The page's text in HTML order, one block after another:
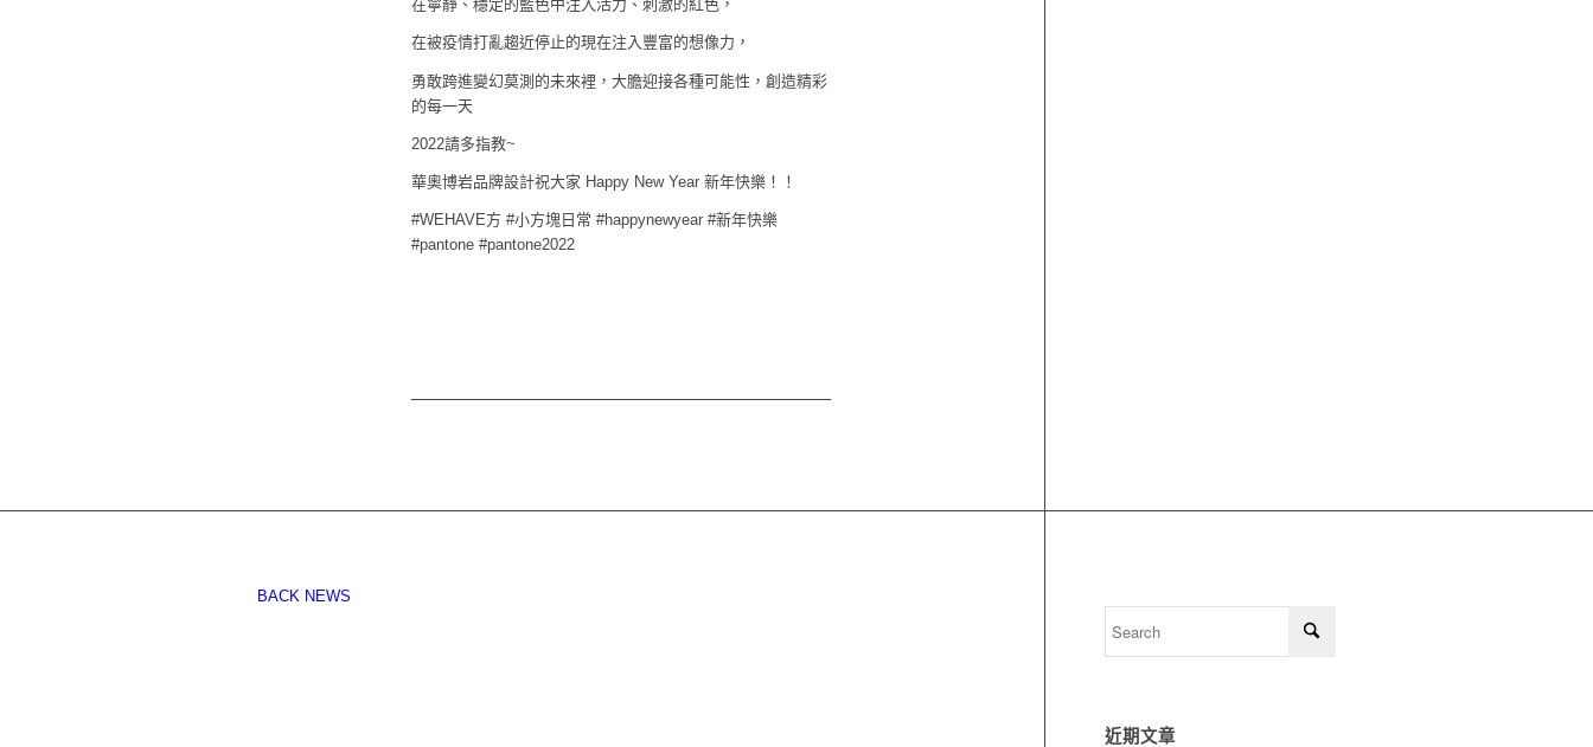
在寧靜、穩定的藍色中注入活力、刺激的紅色，
在被疫情打亂趨近停止的現在注入豐富的想像力，
勇敢跨進變幻莫測的未來裡，大膽迎接各種可能性，創造精彩
的每一天
2022請多指教~
華奧博岩品牌設計祝大家 Happy New Year 新年快樂！！
#WEHAVE方 #小方塊日常 #happynewyear #新年快樂
#pantone #pantone2022
BACK NEWS
近期文章